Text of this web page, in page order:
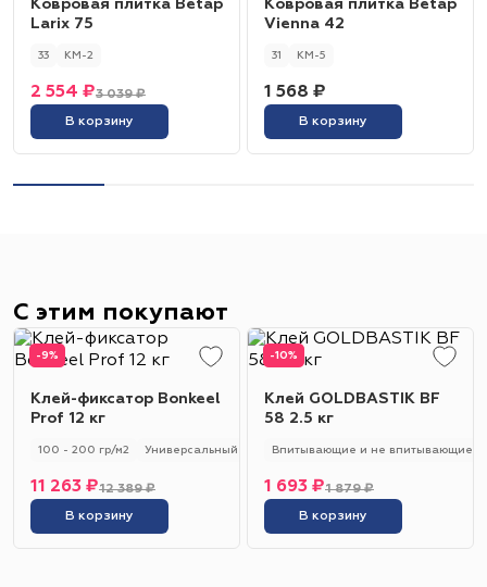
Ковровая плитка Betap
Larix 75
33 КМ-2
3 039 ₽
2 554 ₽
В корзину
Ковровая плитка Betap
Vienna 42
31 КМ-5
1 568 ₽
В корзину
С этим покупают
-9%
Клей-фиксатор Bonkeel
Prof 12 кг
100 - 200 гр/м2 Универсальный
12 389 ₽
11 263 ₽
В корзину
-10%
Клей GOLDBASTIK BF
58 2.5 кг
Впитывающие и не впитывающие
1 879 ₽
1 693 ₽
В корзину